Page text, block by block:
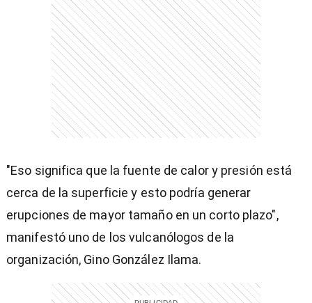
"Eso significa que la fuente de calor y presión está
cerca de la superficie y esto podría generar
erupciones de mayor tamaño en un corto plazo",
manifestó uno de los vulcanólogos de la
organización, Gino González Ilama.